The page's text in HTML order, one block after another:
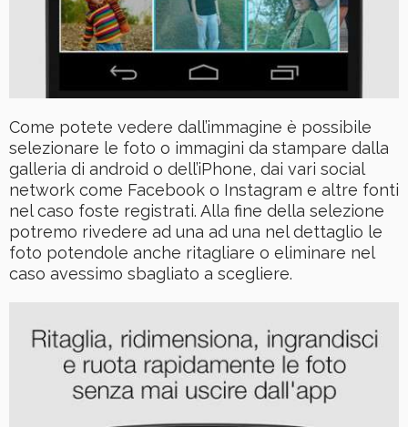
Come potete vedere dall’immagine è possibile
selezionare le foto o immagini da stampare dalla
galleria di android o dell’iPhone, dai vari social
network come Facebook o Instagram e altre fonti
nel caso foste registrati. Alla fine della selezione
potremo rivedere ad una ad una nel dettaglio le
foto potendole anche ritagliare o eliminare nel
caso avessimo sbagliato a scegliere.